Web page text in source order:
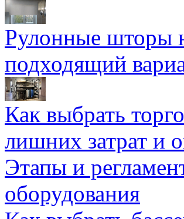
Рулонные шторы
подходящий
Как выбрать
лишних затрат и
Этапы и
оборудования